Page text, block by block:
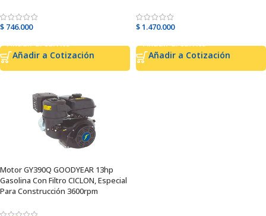
$ 746.000
Añadir al carrito
Añadir a Cotización
$1.470.000
Añadir al carrito
Añadir a Cotización
Motor GY390Q GOODYEAR 13hp
Gasolina Con Filtro CICLON, Especial
Para Construcción 3600rpm